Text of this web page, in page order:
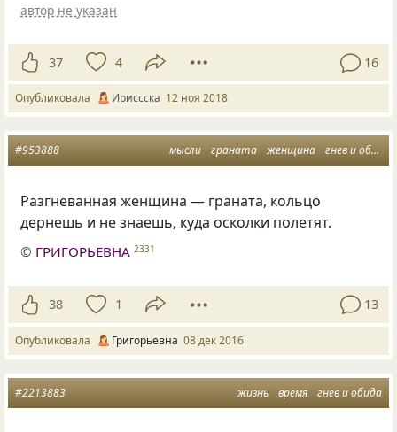
автор не указан
37 4 16
Опубликовала Ириссска 12 ноя 2018
мысли граната женщина гнев и обида
#953888
Разгневанная женщина — граната, кольцо
дернешь и не знаешь, куда осколки полетят.
© ГРИГОРЬЕВНА 2331
38 1 13
Опубликовала Григорьевна 08 дек 2016
жизнь время гнев и обида
#2213883